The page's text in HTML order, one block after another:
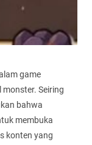
game
monster. Seiring
bahwa
membuka
konten yang